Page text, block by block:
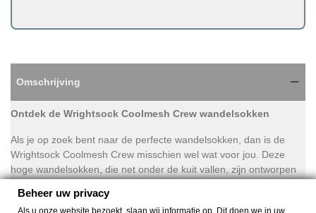
Omschrijving
Ontdek de Wrightsock Coolmesh Crew wandelsokken
Als je op zoek bent naar de perfecte wandelsokken, dan is de
Wrightsock Coolmesh Crew misschien wel wat voor jou. Deze
hoge wandelsokken, die net onder de kuit vallen, zijn ontworpen
en buitensok, die samen zorgen voor een anti-blaar effect.
Beheer uw privacy
Als u onze website bezoekt, slaan wij informatie op. Dit doen we in uw